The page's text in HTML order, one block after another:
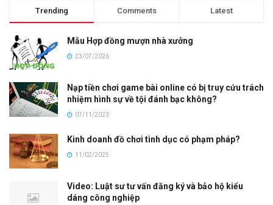
Trending Comments Latest
Mẫu Hợp đồng mượn nhà xưởng
23/07/2026
Nạp tiền chơi game bài online có bị truy cứu trách
nhiệm hình sự về tội đánh bạc không?
07/11/2023
Kinh doanh đồ chơi tình dục có phạm pháp?
11/02/2025
Video: Luật sư tư vấn đăng ký và bảo hộ kiểu
dáng công nghiệp